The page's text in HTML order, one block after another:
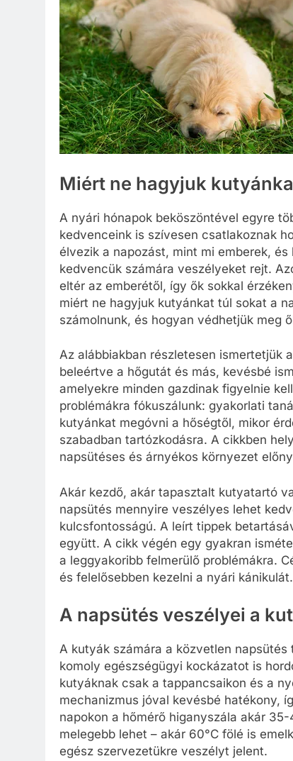
Miért ne hagyjuk
A nyári hónapok beköszöntével egyre
kedvenceink is szívesen csatlakoznak
élvezik a napozást, mint mi emberek,
kedvencük számára veszélyeket rejt.
eltér az emberétől, így ők sokkal
miért ne hagyjuk kutyánkat túl sokat a
számolnunk, és hogyan védhetjük meg
Az alábbiakban részletesen ismertetjük
beleértve a hőgutát és más, kevésbé
amelyekre minden gazdinak figyelnie
problémákra fókuszálunk: gyakorlati
kutyánkat megóvni a hőségtől, mikor
szabadban tartózkodásra. A cikkben
napsütéses és árnyékos környezet
Akár kezdő, akár tapasztalt kutyatartó
napsütés mennyire veszélyes lehet
kulcsfontosságú. A leírt tippek
együtt. A cikk végén egy gyakran
a leggyakoribb felmerülő problémákra.
és felelősebben kezelni a nyári kánikulát.
A napsütés veszélyei a
A kutyák számára a közvetlen
komoly egészségügyi kockázatot is
kutyáknak csak a tappancsaikon és a
mechanizmus jóval kevésbé hatékony,
napokon a hőmérő higanyszála akár
melegebb lehet – akár 60°C fölé is
egész szervezetükre veszélyt jelent.
KUTYA NEVEK
Spanyol kutya
4 Hónap Ezelőtt